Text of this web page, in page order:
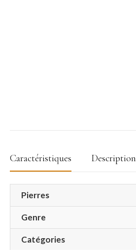
Caractéristiques Description
Pierres
Genre
Catégories